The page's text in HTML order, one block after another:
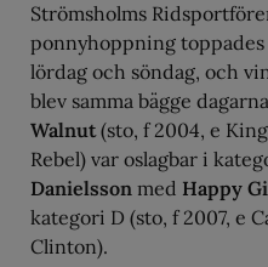
Strömsholms
ponnyhoppning toppades
lördag och söndag, och
blev samma bägge
Walnut(sto, f 2004, e
Rebel) var oslagbar i
Danielsson med Happy
kategori D (sto, f 2007, e
Clinton).